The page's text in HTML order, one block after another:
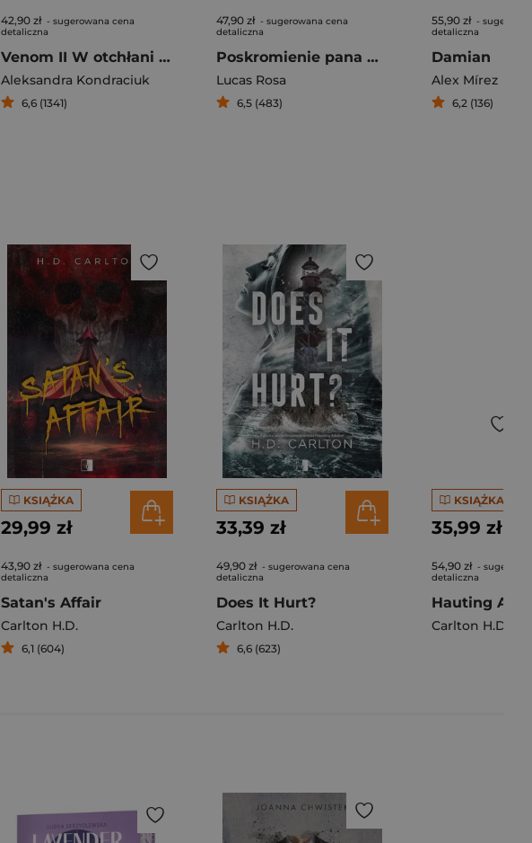
42,90 zł - sugerowana cena
detaliczna
Venom II W otchłani chaosu
Aleksandra Kondraciuk
6,6 (1341)
47,90 zł - sugerowana cena
detaliczna
Poskromienie pana Walkera
Lucas Rosa
6,5 (483)
55,90 zł -
detaliczna
Damian
Alex Mírez
6,2 (136)
KSIĄŻKA
29,99 zł
43,90 zł - sugerowana cena
detaliczna
Satan's Affair
Carlton H.D.
6,1 (604)
KSIĄŻKA
33,39 zł
49,90 zł - sugerowana cena
detaliczna
Does It Hurt?
Carlton H.D.
6,6 (623)
KSIĄŻKA
35,99 zł
54,90 zł -
detaliczna
Hauting
Carlton H.D.